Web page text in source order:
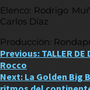
Elenco: Rodrigo
Carlos Díaz
Producción:
Post
navigation
Previous: TALLER
Rocco
Next: La Golden Big